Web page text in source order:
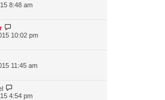
8:48 am
10:02 pm
11:45 am
4:54 pm